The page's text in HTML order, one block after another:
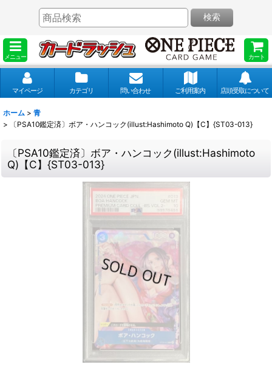
メニュー カート
検索
マイページ カテゴリ 問い合わせ ご利用案内 店頭受取について
ホーム > 青
>
〔PSA10鑑定済〕ボア・ハンコック(illust:Hashimoto Q)【C】{ST03-013}
〔PSA10鑑定済〕ボア・ハンコック(illust:Hashimoto
Q)【C】{ST03-013}